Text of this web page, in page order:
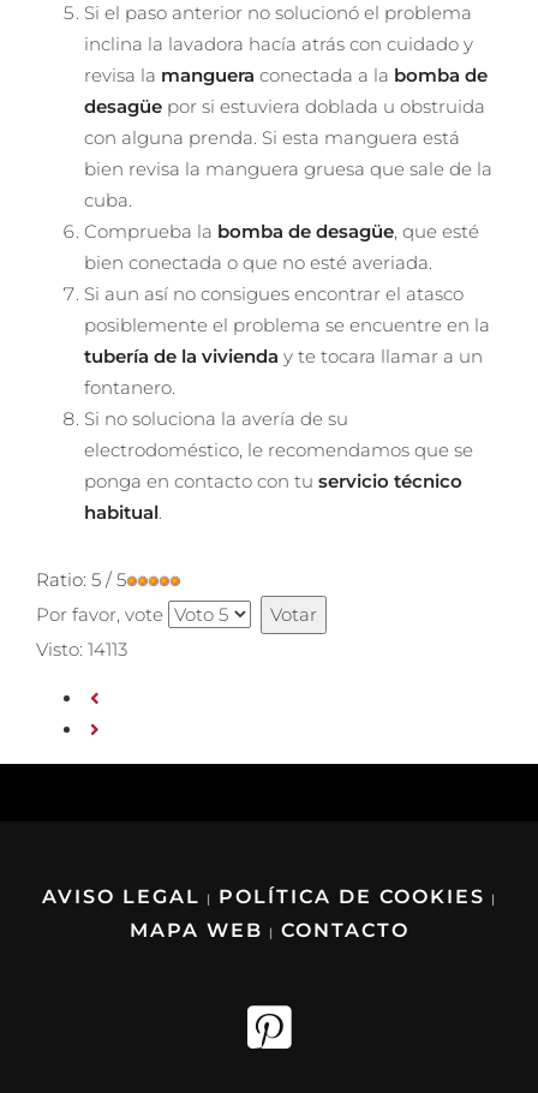
Si el paso anterior no solucionó el problema
inclina la lavadora hacía atrás con cuidado y
revisa la manguera conectada a la bomba de
desagüe por si estuviera doblada u obstruida
con alguna prenda. Si esta manguera está
bien revisa la manguera gruesa que sale de la
cuba.
Comprueba la bomba de desagüe, que esté
bien conectada o que no esté averiada.
Si aun así no consigues encontrar el atasco
posiblemente el problema se encuentre en la
tubería de la vivienda y te tocara llamar a un
fontanero.
Si no soluciona la avería de su
electrodoméstico, le recomendamos que se
ponga en contacto con tu servicio técnico
habitual.
Ratio: 5 /5
Por favor, vote
Visto: 14113
AVISO LEGAL | POLÍTICA DE COOKIES |
MAPA WEB | CONTACTO